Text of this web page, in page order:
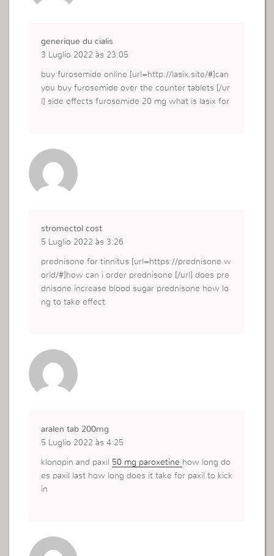
generique du cialis
3 Luglio 2022 às 23:05
buy furosemide online [url=http://lasix.site/#]can
you buy furosemide over the counter tablets [/ur
l] side effects furosemide 20 mg what is lasix for
stromectol cost
5 Luglio 2022 às 3:26
prednisone for tinnitus [url=https://prednisone.w
orld/#]how can i order prednisone [/url] does pre
dnisone increase blood sugar prednisone how lo
ng to take effect
aralen tab 200mg
5 Luglio 2022 às 4:25
klonopin and paxil 50 mg paroxetine how long do
es paxil last how long does it take for paxil to kick
in